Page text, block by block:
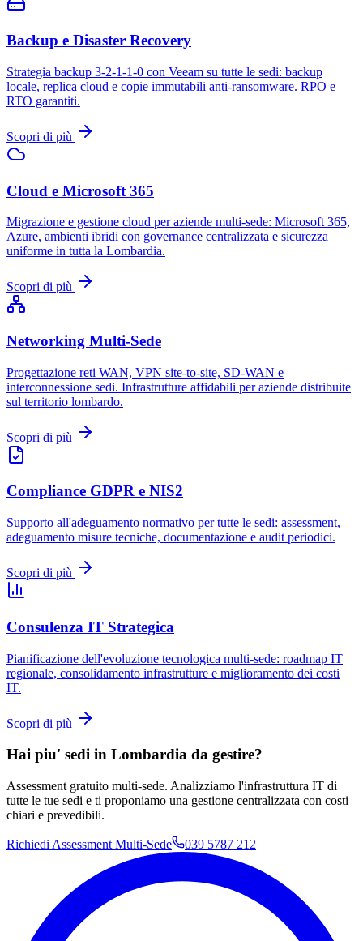
Backup e Disaster Recovery
Strategia backup 3-2-1-1-0 con Veeam su tutte le sedi: backup
locale, replica cloud e copie immutabili anti-ransomware. RPO e
RTO garantiti.
Scopri di più
Cloud e Microsoft 365
Migrazione e gestione cloud per aziende multi-sede: Microsoft 365,
Azure, ambienti ibridi con governance centralizzata e sicurezza
uniforme in tutta la Lombardia.
Scopri di più
Networking Multi-Sede
Progettazione reti WAN, VPN site-to-site, SD-WAN e
interconnessione sedi. Infrastrutture affidabili per aziende distribuite
sul territorio lombardo.
Scopri di più
Compliance GDPR e NIS2
Supporto all'adeguamento normativo per tutte le sedi: assessment,
adeguamento misure tecniche, documentazione e audit periodici.
Scopri di più
Consulenza IT Strategica
Pianificazione dell'evoluzione tecnologica multi-sede: roadmap IT
regionale, consolidamento infrastrutture e miglioramento dei costi
IT.
Scopri di più
Hai piu' sedi in Lombardia da gestire?
Assessment gratuito multi-sede. Analizziamo l'infrastruttura IT di
tutte le tue sedi e ti proponiamo una gestione centralizzata con costi
chiari e prevedibili.
Richiedi Assessment Multi-Sede 039 5787 212